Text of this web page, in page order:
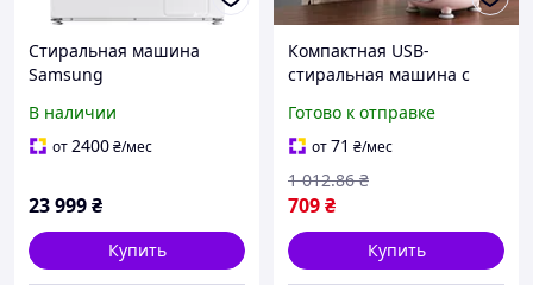
Стиральная машина
Samsung
функцией пара, с
технологией EcoBubble, 8
В наличии
от2400₴/мес
23 999₴
Купить
Компактная USB-
стиральная машина с
25,5x15 см) Розовая /
Портативная стиральная
машина
Готово к отправке
от71 ₴/мес
709₴
1 012.86 ₴
Купить